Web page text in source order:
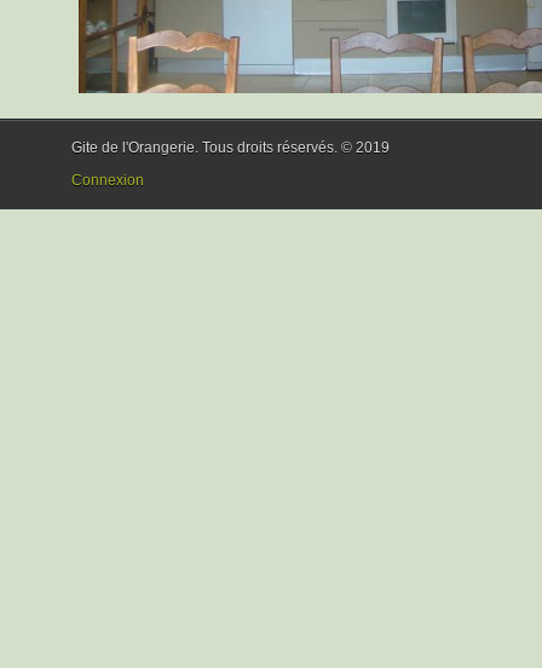
Gite de l'Orangerie. Tous droits réservés. © 2019
Connexion